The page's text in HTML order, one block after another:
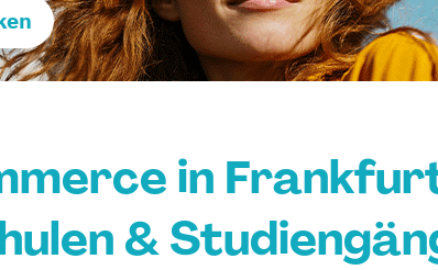
in
&